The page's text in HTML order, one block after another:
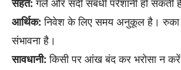
सेहत: गले और सर्दी संबंधी परेशानी हो सकती
आर्थिक: निवेश के लिए समय अनुकूल है। रुका
संभावना है।
सावधानी: किसी पर आंख बंद कर भरोसा न